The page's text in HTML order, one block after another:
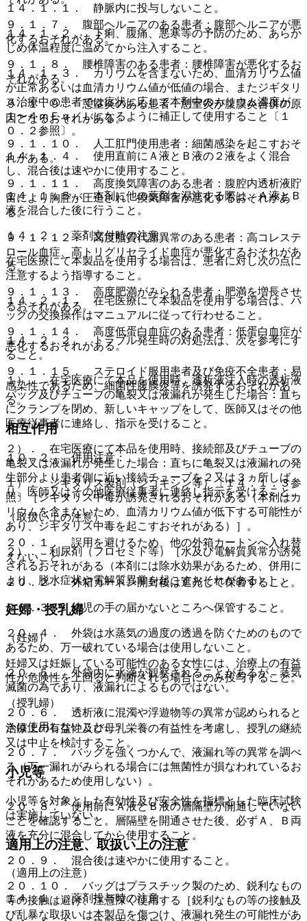
１４．１．１． 静脈内に投与しないこと。
１４．１．２． 下痢、腹痛、悪寒等の予防のため、あらか
じめ体温程度に温めてから注入すること。
１４．１．３． カリウムを含まないため、血清カリウム値
が正常あるいは血清カリウム値が低値の場合、またジギタリ
ス治療中の患者では症状に応じて本剤中のカリウム濃度が
１〜４ｍＥｑ／Ｌになるように補正して使用すること〔１
０．２参照〕。
１４．１．４． 使用直前にＡ液とＢ液の２液をよく混合
し、混合後は速やかに使用すること。
１４．１．５． 本剤に他の薬剤を混注する際は、Ａ液とＢ
液を混合した後に行うこと。
１４．２． 薬剤交付時の注意
在宅医療にて本製品を使用する場合は、患者に対し次の点に
注意するよう指導すること。
１４．２．１． 在宅医療にて本製品を使用する場合は、バ
ッグの交換操作はマニュアルに従って行わせること。
１４．２．２． トラブル発生時の対処法は、次を参考にす
ること。
１）． 在宅医療にて本品を使用時、透析液注入時の透析液
バッグ及びチューブの亀裂又は液漏れが発生した場合：直ち
にクランプを閉め、新しいキャップをして、医師又はその他
医療従事者に連絡し、指示を受けること。
２）． 在宅医療にて本品を使用時、接続部及びチューブの
亀裂又は液漏れが発生した場合：直ちに亀裂又は液漏れの発
生部分より患者側に近い接続チューブを２又は３ヵ所しば
り、医師又はその他医療従事者に連絡し指示を受けること。
（取扱い上の注意）
２０．１． 誤用を避けるため、他の外箱カートンへ入れ替
えないこと。
２０．２． 外箱カートン開封後は遮光して保管すること。
２０．３． 幼児の手の届かないところへ保管すること。
２０．４． 外袋は水蒸気の過度の透過を防ぐためのもので
あるため、万一破れている場合は使用しないこと。
２０．５． 外袋内に水滴が観察されることがあるが、蒸気
滅菌の為であり、液漏れによるものではない。
２０．６． 透析液に混濁や浮遊物等の異常が認められると
きは使用しないこと。
２０．７． バッグを強くつかんで、液漏れ等の異常を調べ
る（万一漏れがみられる場合には無菌性が損なわれているお
それがあるため使用しない）。
２０．８． 使用前にＡ液とＢ液の層隔壁が開通していない
ことを確認すること。層隔壁を開通させた後、必ずＡ、Ｂ両
液を充分に混合してから使用すること。
２０．９． 混合後は速やかに使用すること。
２０．１０． バッグはプラスチック製のため、鋭利なもの
等の接触は避け、注意深く使用する［鋭利なもの等の接触及
び乱暴な取扱いは本製品を傷つけ、液漏れ発生の可能性があ
９．１．７． 腹部ヘルニアのある患者：腹部ヘルニアが悪
化するおそれがある。
９．１．８． 腰椎障害のある患者：腰椎障害が悪化するお
それがある。
９．１．９． 憩室炎のある患者：憩室炎が腹膜炎合併の原
因となるおそれがある。
９．１．１０． 人工肛門使用患者：細菌感染を起こすおそ
れがある。
９．１．１１． 高度換気障害のある患者：腹腔内透析液貯
留により胸腔が圧迫され、換気障害が悪化するおそれがあ
る。
９．１．１２． 高度脂質代謝異常のある患者：高コレステ
ロール血症、高トリグリセライド血症が悪化するおそれがあ
る。
９．１．１３． 高度肥満がみられる患者：肥満を増長させ
るおそれがある。
９．１．１４． 高度低蛋白血症のある患者：低蛋白血症が
悪化するおそれがある。
９．１．１５． ステロイド服用患者及び免疫不全患者：易
感染性であるため、細菌性腹膜炎等を誘発するおそれがあ
る。
相互作用
１０．２． 併用注意：
１）． ジギタリス製剤（ジゴキシン等）〔１４．１．３参
照〕［ジギタリス中毒が誘発されるおそれがある（本剤はカ
リウムを含まないため、血清カリウム値が低下する可能性が
あり、ジギタリス中毒を起こすおそれがある）］。
２）． 利尿剤（フロセミド等）［水及び電解質異常が誘発
されるおそれがある（本剤には除水効果があるため、併用に
より、脱水症状や電解質異常を起こすおそれがある）］。
妊婦・授乳婦
（妊婦）
妊婦又は妊娠している可能性のある女性には、治療上の有益
性が危険性を上回ると判断される場合にのみ投与すること。
（授乳婦）
治療上の有益性及び母乳栄養の有益性を考慮し、授乳の継続
又は中止を検討すること。
小児等
小児等を対象とした有効性及び安全性を指標とした臨床試験
は実施していない。
適用上の注意、取扱い上の注意
（適用上の注意）
１４．１． 薬剤投与時の注意